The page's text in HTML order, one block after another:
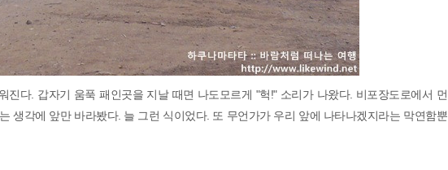
진다. 갑자기 움푹 패인곳을 지날 때면 나도모르게 "헉!" 소리가 나왔다. 비포장도로에서 먼
생각에 앞만 바라봤다. 늘 그런 식이었다. 또 무언가가 우리 앞에 나타나겠지라는 막연함뿐